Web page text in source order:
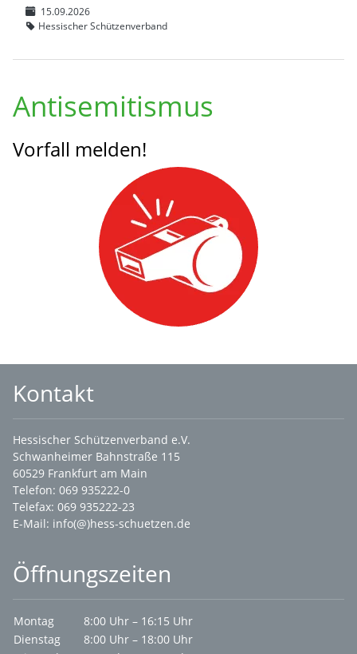
15.09.2026
Hessischer Schützenverband
Antisemitismus
Vorfall melden!
Kontakt
Hessischer Schützenverband e.V.
Schwanheimer Bahnstraße 115
60529 Frankfurt am Main
Telefon: 069 935222-0
Telefax: 069 935222-23
E-Mail: info(@)hess-schuetzen.de
Öffnungszeiten
Montag
8:00 Uhr – 16:15 Uhr
Dienstag
8:00 Uhr – 18:00 Uhr